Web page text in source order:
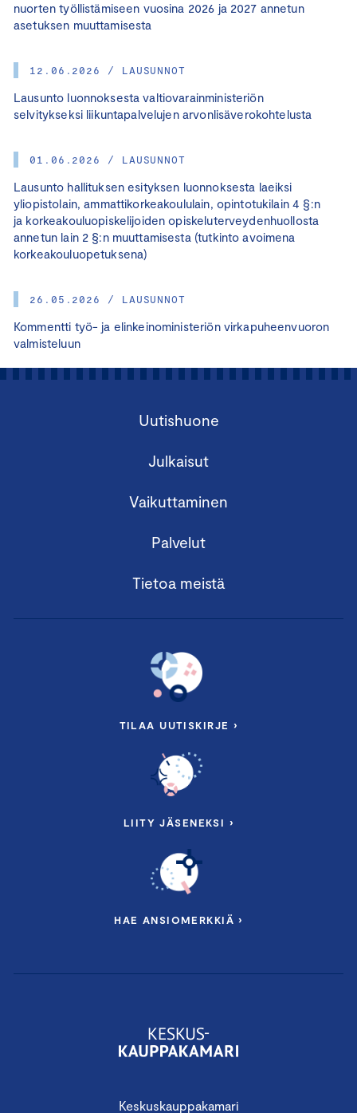
nuorten työllistämiseen vuosina 2026 ja 2027 annetun
asetuksen muuttamisesta
12.06.2026 / LAUSUNNOT
Lausunto luonnoksesta valtiovarainministeriön
selvitykseksi liikuntapalvelujen arvonlisäverokohtelusta
01.06.2026 / LAUSUNNOT
Lausunto hallituksen esityksen luonnoksesta laeiksi
yliopistolain, ammattikorkeakoululain, opintotukilain 4 §:n
ja korkeakouluopiskelijoiden opiskeluterveydenhuollosta
annetun lain 2 §:n muuttamisesta (tutkinto avoimena
korkeakouluopetuksena)
26.05.2026 / LAUSUNNOT
Kommentti työ- ja elinkeinoministeriön virkapuheenvuoron
valmisteluun
Keskuskauppakamari
Uutishuone
Julkaisut
Vaikuttaminen
Palvelut
Tietoa meistä
TILAA UUTISKIRJE ›
LIITY JÄSENEKSI ›
HAE ANSIOMERKKIÄ ›